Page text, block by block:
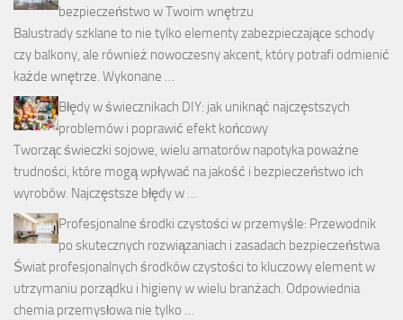
bezpieczeństwo w Twoim wnętrzu
Balustrady szklane to nie tylko elementy zabezpieczające schody
czy balkony, ale również nowoczesny akcent, który potrafi odmienić
każde wnętrze. Wykonane …
Błędy w świecznikach DIY: jak uniknąć najczęstszych
problemów i poprawić efekt końcowy
Tworząc świeczki sojowe, wielu amatorów napotyka poważne
trudności, które mogą wpływać na jakość i bezpieczeństwo ich
wyrobów. Najczęstsze błędy w …
Profesjonalne środki czystości w przemyśle: Przewodnik
po skutecznych rozwiązaniach i zasadach bezpieczeństwa
Świat profesjonalnych środków czystości to kluczowy element w
utrzymaniu porządku i higieny w wielu branżach. Odpowiednia
chemia przemysłowa nie tylko …